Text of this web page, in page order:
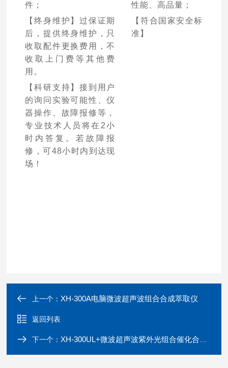
件；
【终身维护】过保证期
后，提供终身维护，只
收取配件更换费用，不
收取上门费等其他费
用。
【科研支持】接到用户
的询问实验可能性、仪
器操作、故障报修等，
专业技术人员将在2小
时内答复。若故障报
修，可48小时内到达现
场！
性能、高品量；
【符合国家安全标
准】
上一个：XH-300A电脑微波超声波组合合成萃取仪
返回列表
下一个：XH-300UL+微波超声波紫外光组合催化合成仪